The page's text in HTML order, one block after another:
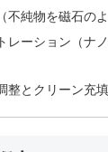
不純物を磁石のよ
レーション（ナ
整とクリーン充填